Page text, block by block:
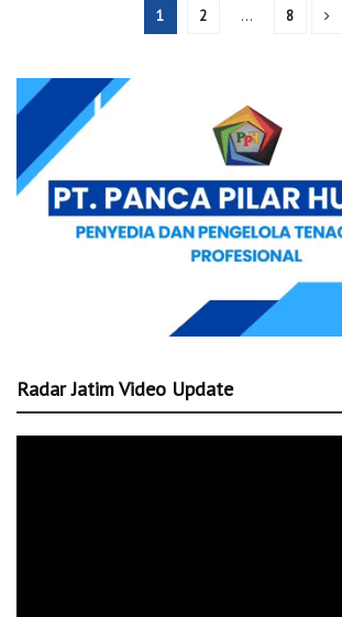
1 2 … 8
Radar Jatim Video Update